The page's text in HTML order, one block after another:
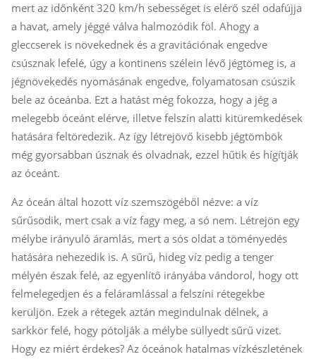
mert az időnként 320 km/h sebességet is elérő szél odafújja
a havat, amely jéggé válva halmozódik föl. Ahogy a
gleccserek is növekednek és a gravitációnak engedve
csúsznak lefelé, úgy a kontinens szélein lévő jégtömeg is, a
jégnövekedés nyomásának engedve, folyamatosan csúszik
bele az óceánba. Ezt a hatást még fokozza, hogy a jég a
melegebb óceánt elérve, illetve felszín alatti kitüremkedések
hatására feltöredezik. Az így létrejövő kisebb jégtömbök
még gyorsabban úsznak és olvadnak, ezzel hűtik és hígítják
az óceánt.
Az óceán által hozott víz szemszögéből nézve: a víz
sűrűsödik, mert csak a víz fagy meg, a só nem. Létrejön egy
mélybe irányuló áramlás, mert a sós oldat a töményedés
hatására nehezedik is. A sűrű, hideg víz pedig a tenger
mélyén észak felé, az egyenlítő irányába vándorol, hogy ott
felmelegedjen és a feláramlással a felszíni rétegekbe
kerüljön. Ezek a rétegek aztán megindulnak délnek, a
sarkkör felé, hogy pótolják a mélybe süllyedt sűrű vizet.
Hogy ez miért érdekes? Az óceánok hatalmas vízkészletének